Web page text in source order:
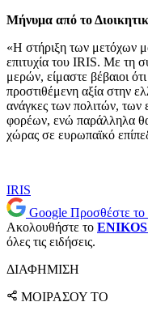
Μήνυμα από το
«Η στήριξη των μετόχων
επιτυχία του IRIS. Με τη
μερών, είμαστε βέβαιοι
προστιθέμενη αξία στην
ανάγκες των πολιτών, των
φορέων, ενώ παράλληλα θα
χώρας σε ευρωπαϊκό
IRIS
Google Προσθέστε
Ακολουθήστε το ENIKOS
όλες τις ειδήσεις.
ΔΙΑΦΗΜΙΣΗ
ΜΟΙΡΑΣΟΥ ΤΟ